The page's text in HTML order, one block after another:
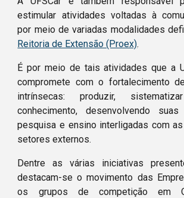
estimular atividades voltadas à
por meio de variadas modalidades
Reitoria de Extensão (Proex).
É por meio de tais atividades que a
compromete com o fortalecimento
intrínsecas: produzir,
conhecimento, desenvolvendo
pesquisa e ensino interligadas com
setores externos.
Dentre as várias iniciativas
destacam-se o movimento das
os grupos de competição em